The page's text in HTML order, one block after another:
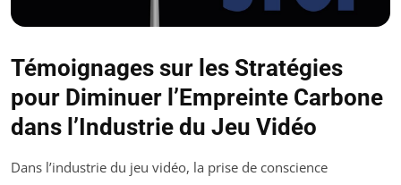
Témoignages sur les Stratégies
pour Diminuer l’Empreinte Carbone
dans l’Industrie du Jeu Vidéo
Dans l’industrie du jeu vidéo, la prise de conscience